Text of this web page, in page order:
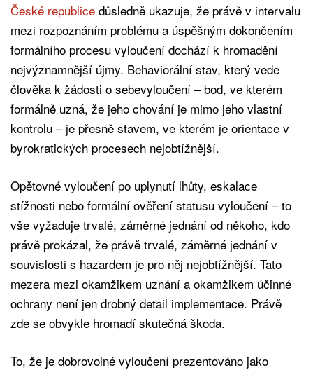
České republice důsledně ukazuje, že právě v intervalu
mezi rozpoznáním problému a úspěšným dokončením
formálního procesu vyloučení dochází k hromadění
nejvýznamnější újmy. Behaviorální stav, který vede
člověka k žádosti o sebevyloučení – bod, ve kterém
formálně uzná, že jeho chování je mimo jeho vlastní
kontrolu – je přesně stavem, ve kterém je orientace v
byrokratických procesech nejobtížnější.
Opětovné vyloučení po uplynutí lhůty, eskalace
stížnosti nebo formální ověření statusu vyloučení – to
vše vyžaduje trvalé, záměrné jednání od někoho, kdo
právě prokázal, že právě trvalé, záměrné jednání v
souvislosti s hazardem je pro něj nejobtížnější. Tato
mezera mezi okamžikem uznání a okamžikem účinné
ochrany není jen drobný detail implementace. Právě
zde se obvykle hromadí skutečná škoda.
To, že je dobrovolné vyloučení prezentováno jako